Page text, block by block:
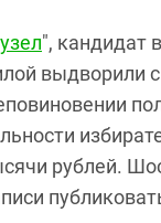
", кандидат
выдворили с
рублей.